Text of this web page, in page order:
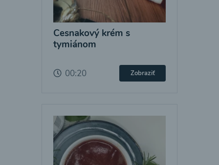
Cesnakový krém s
tymiánom
00:20 Zobraziť